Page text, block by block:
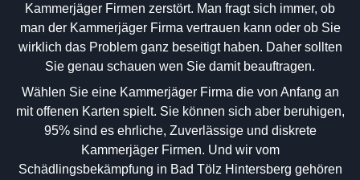
Kammerjäger Firmen zerstört. Man fragt sich immer, ob
man der Kammerjäger Firma vertrauen kann oder ob Sie
wirklich das Problem ganz beseitigt haben. Daher sollten
Sie genau schauen wen Sie damit beauftragen.
Wählen Sie eine Kammerjäger Firma die von Anfang an
mit offenen Karten spielt. Sie können sich aber beruhigen,
95% sind es ehrliche, Zuverlässige und diskrete
Kammerjäger Firmen. Und wir vom
Schädlingsbekämpfung in Bad Tölz Hintersberg gehören